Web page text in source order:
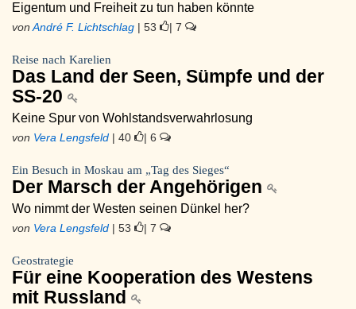
Eigentum und Freiheit zu tun haben könnte
von André F. Lichtschlag | 53 | 7
Reise nach Karelien
Das Land der Seen, Sümpfe und der
SS-20
Keine Spur von Wohlstandsverwahrlosung
von Vera Lengsfeld | 40 | 6
Ein Besuch in Moskau am „Tag des Sieges“
Der Marsch der Angehörigen
Wo nimmt der Westen seinen Dünkel her?
von Vera Lengsfeld | 53 | 7
Geostrategie
Für eine Kooperation des Westens
mit Russland